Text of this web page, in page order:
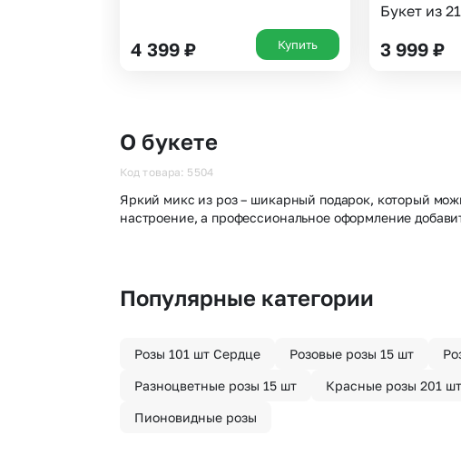
4 399 ₽ Купить
Букет из
3 999₽
О букете
Код товара: 5504
Яркий микс из роз – шикарный подарок, который
настроение, а профессиональное оформление
Популярные категории
Розы 101 шт Сердце Розовые розы 15 шт
Разноцветные розы 15 шт Красные розы 201 шт
Пионовидные розы